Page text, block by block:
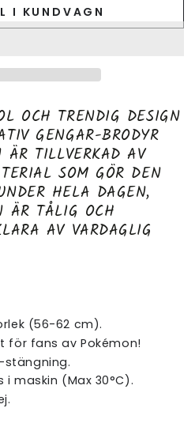
I KUNDVAGN
OCH TRENDIG DESIGN
GENGAR-BRODYR
TILLVERKAD AV
SOM GÖR DEN
HELA DAGEN,
ÄR TÅLIG OCH
AV VARDAGLIG
(56-62 cm).
för fans av Pokémon!
stängning.
maskin (Max 30°C).